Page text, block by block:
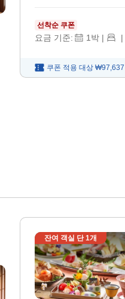
선착순 쿠폰
요금 기준: 1 박 | |
쿠폰 적용 대상 ₩97,637
잔여 객실 단1개